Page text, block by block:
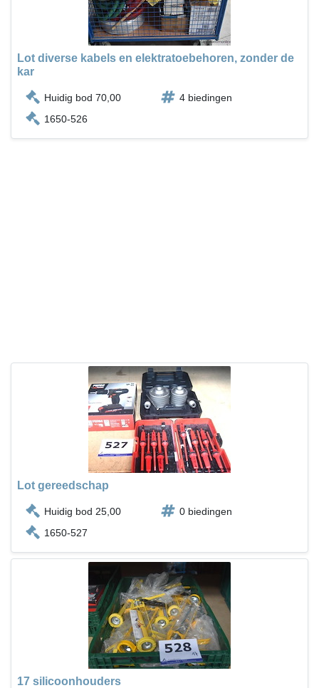
Lot diverse kabels en elektratoebehoren, zonder de
kar
Huidig bod 70,00
4 biedingen
1650-526
Lot gereedschap
Huidig bod 25,00
0 biedingen
1650-527
17 silicoonhouders